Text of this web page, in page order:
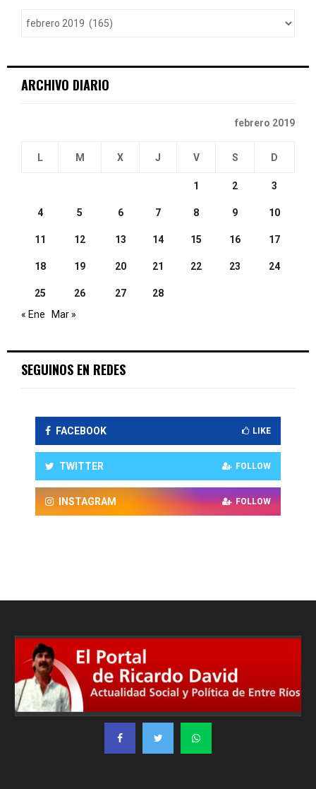
ARCHIVO DIARIO
febrero 2019
L M X J V S D
1 2 3
4 5 6 7 8 9 10
11 12 13 14 15 16 17
18 19 20 21 22 23 24
25 26 27
28
« Ene
Mar »
SEGUINOS EN REDES
FACEBOOK LIKE
TWITTER FOLLOW
INSTAGRAM FOLLOW